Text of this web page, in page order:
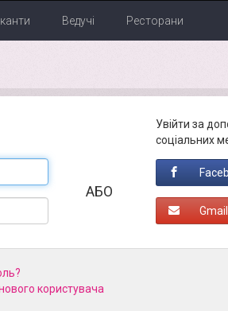
Ведучі Ресторани
Увійти за
соціальних
Gmail
АБО
кориcтувача